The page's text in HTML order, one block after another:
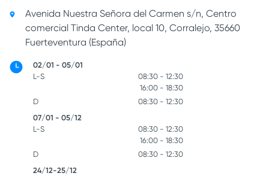
Avenida Nuestra Señora del Carmen s/n, Centro
comercial Tinda Center, local 10, Corralejo, 35660
Fuerteventura (España)
02/01 - 05/01
L-S
08:30 - 12:30
16:00 - 18:30
D
08:30 - 12:30
07/01 - 05/12
L-S
08:30 - 12:30
16:00 - 18:30
D
08:30 - 12:30
24/12-25/12